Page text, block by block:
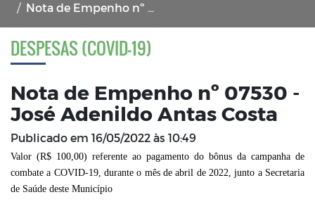
Nota de Empenho nº 07530 - José Adenildo Antas Costa
DESPESAS (COVID-19)
Nota de Empenho nº 07530 -
José Adenildo Antas Costa
Publicado em 16/05/2022 às 10:49
Valor (R$ 100,00) referente ao pagamento do bônus da campanha de
combate a COVID-19, durante o mês de abril de 2022,junto a Secretaria
de Saúde deste Município